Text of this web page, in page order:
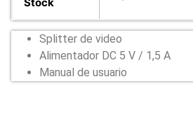
Splitter de video
Alimentador DC 5 V / 1,5 A
Manual de usuario